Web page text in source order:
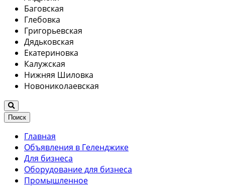
Баговская
Глебовка
Григорьевская
Дядьковская
Екатериновка
Калужская
Нижняя Шиловка
Новониколаевская
Поиск
Главная
Объявления в Геленджике
Для бизнеса
Оборудование для бизнеса
Промышленное